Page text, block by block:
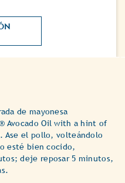
de mayonesa
Avocado Oil with a hint of
Ase el pollo, volteándolo
esté bien cocido,
deje reposar 5 minutos,